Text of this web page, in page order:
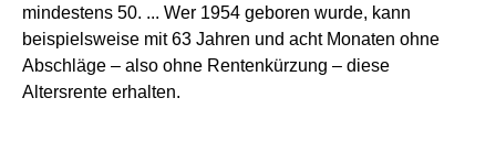
mindestens 50. ... Wer 1954 geboren wurde, kann
beispielsweise mit 63 Jahren und acht Monaten ohne
Abschläge – also ohne Rentenkürzung – diese
Altersrente erhalten.